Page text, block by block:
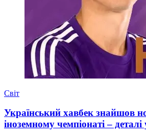
Світ
Український хавбек знайшов
іноземному чемпіонаті – деталі